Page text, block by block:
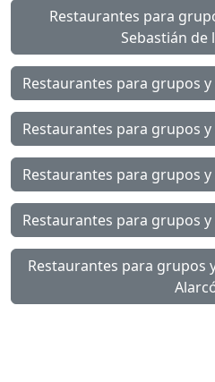
Restaurantes para
Sebastián de
Restaurantes para grupos
Restaurantes para grupos
Restaurantes para grupos
Restaurantes para grupos
Restaurantes para grupos